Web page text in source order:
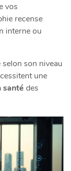
vos
recense
interne ou
son niveau
une
santé des